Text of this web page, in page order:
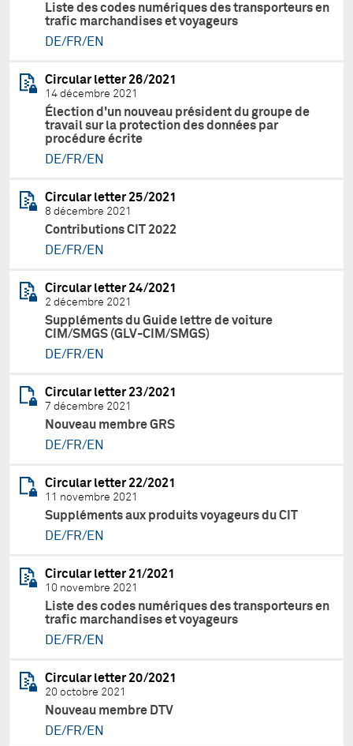
Liste des codes numériques des transporteurs en
trafic marchandises et voyageurs
DE/FR/EN
Circular letter 26/2021
14 décembre 2021
Élection d'un nouveau président du groupe de
travail sur la protection des données par
procédure écrite
DE/FR/EN
Circular letter 25/2021
8 décembre 2021
Contributions CIT 2022
DE/FR/EN
Circular letter 24/2021
2 décembre 2021
Suppléments du Guide lettre de voiture
CIM/SMGS (GLV-CIM/SMGS)
DE/FR/EN
Circular letter 23/2021
7 décembre 2021
Nouveau membre GRS
DE/FR/EN
Circular letter 22/2021
11 novembre 2021
Suppléments aux produits voyageurs du CIT
DE/FR/EN
Circular letter 21/2021
10 novembre 2021
Liste des codes numériques des transporteurs en
trafic marchandises et voyageurs
DE/FR/EN
Circular letter 20/2021
20 octobre 2021
Nouveau membre DTV
DE/FR/EN